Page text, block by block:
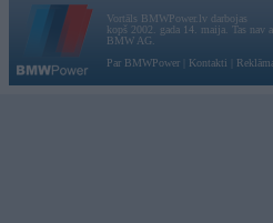
Vortāls BMWPower.lv darbojas
kopš 2002. gada 14. maija. Tas nav
BMW AG.
Par BMWPower
Kontakti